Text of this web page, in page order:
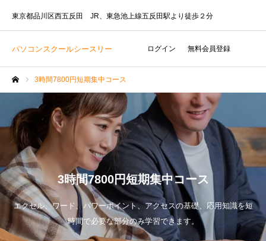
パソコンスクールシースリー
東京都品川区西五反田 JR、東急池上線五反田駅より徒歩２分
ログイン 無料会員登録
3時間7800円短期集中コース
3時間7800円短期集中コース
エクセル、ワード、パワーポイント、アクセスの基礎、応用知識を短
時間で必要な部分のみ学習できます。